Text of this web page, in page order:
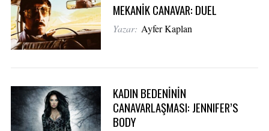
MEKANİK CANAVAR: DUEL
Yazar: Ayfer Kaplan
KADIN BEDENİNİN
CANAVARLAŞMASI: JENNIFER’S
BODY